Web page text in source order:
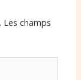
Les champs